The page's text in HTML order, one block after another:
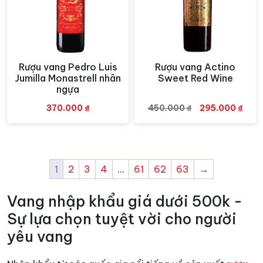
Xem nhanh
Rượu vang Pedro Luis
Jumilla Monastrell nhãn
ngựa
370.000 ₫
Xem nhanh
Rượu vang Actino
Sweet Red Wine
450.000₫
Giá
295.000 ₫Giá
1 2 3 4 … 61 62 63 →
Vang nhập khẩu giá dưới 500k -
Sự lựa chọn tuyệt vời cho người
yêu vang